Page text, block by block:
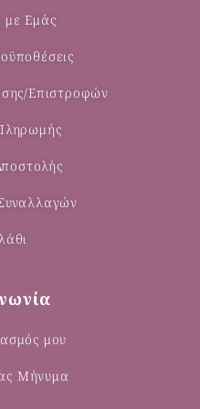
με Εμάς
Επιστροφών
μου
Μήνυμα